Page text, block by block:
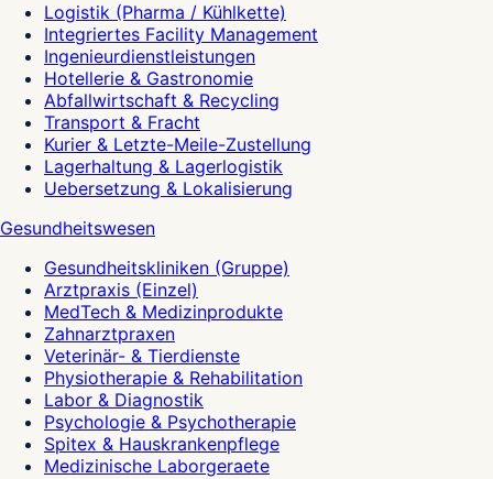
Logistik (Pharma / Kühlkette)
Integriertes Facility Management
Ingenieurdienstleistungen
Hotellerie & Gastronomie
Abfallwirtschaft & Recycling
Transport & Fracht
Kurier & Letzte-Meile-Zustellung
Lagerhaltung & Lagerlogistik
Uebersetzung & Lokalisierung
Gesundheitswesen
Gesundheitskliniken (Gruppe)
Arztpraxis (Einzel)
MedTech & Medizinprodukte
Zahnarztpraxen
Veterinär- & Tierdienste
Physiotherapie & Rehabilitation
Labor & Diagnostik
Psychologie & Psychotherapie
Spitex & Hauskrankenpflege
Medizinische Laborgeraete